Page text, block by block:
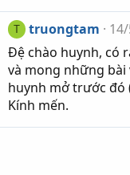
T truongtam
Đệ chào huynh, có
và mong những
huynh mở trước đó
Kính mến.